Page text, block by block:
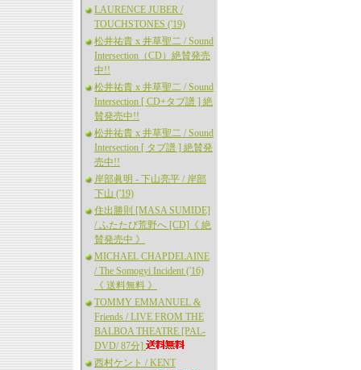
LAURENCE JUBER /
TOUCHSTONES ('19)
松井祐貴 x 井草聖二 / Sound
Intersection（CD）絶賛発売
中!!
松井祐貴 x 井草聖二 / Sound
Intersection [ CD+タブ譜 ] 絶
賛発売中!!
松井祐貴 x 井草聖二 / Sound
Intersection [ タブ譜 ] 絶賛発
売中!!
岸部眞明 - 下山亮平 / 岸部
下山 ('19)
住出勝則 [MASA SUMIDE]
/ ふたたび荒野へ [CD]《 絶
賛発売中 》
MICHAEL CHAPDELAINE
/ The Somogyi Incident ('16)
《 送料無料 》
TOMMY EMMANUEL &
Friends / LIVE FROM THE
BALBOA THEATRE [PAL-
DVD/ 87分]
西村ケント / KENT